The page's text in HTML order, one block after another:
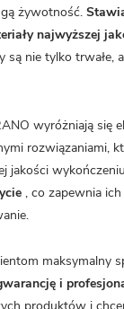
żywotność.
najwyższej
są nie tylko trwałe,
wyróżniają się
rozwiązaniami,
jakości
, co zapewnia
maksymalny
i